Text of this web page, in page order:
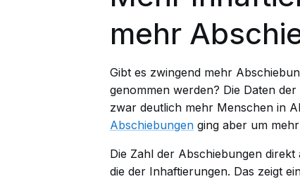
mehr
Gibt es zwingend mehr
genommen werden? Die Daten
zwar deutlich mehr Menschen in
Abschiebungen ging aber um
Die Zahl der Abschiebungen
die der Inhaftierungen. Das zeigt